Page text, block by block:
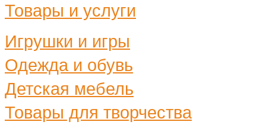
Товары и услуги
Игрушки и игры
Одежда и обувь
Детская мебель
Товары для творчества